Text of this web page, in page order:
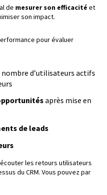
de mesurer son efficacité et
son impact.
pour évaluer
nombre d’utilisateurs actifs
après mise en
de leads
les retours utilisateurs
du CRM. Vous pouvez par